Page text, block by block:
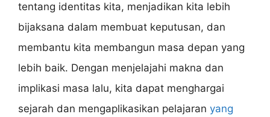
tentang identitas kita, menjadikan kita lebih
bijaksana dalam membuat keputusan, dan
membantu kita membangun masa depan yang
lebih baik. Dengan menjelajahi makna dan
implikasi masa lalu, kita dapat menghargai
sejarah dan mengaplikasikan pelajaran yang